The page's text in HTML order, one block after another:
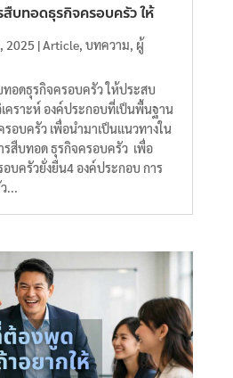
บทอดธุรกิจครอบครัว ให้
2025| Article, บทความ ผู้
อดธุรกิจครอบครัว ให้ประสบ
เคราะห์ องค์ประกอบที่เป็นพื้นฐาน
อบครัว เพื่อนำมาเป็นแนวทางใน
สืบทอด ธุรกิจครอบครัว เพื่อ
อบครัวยั่งยืน4 องค์ประกอบ การ